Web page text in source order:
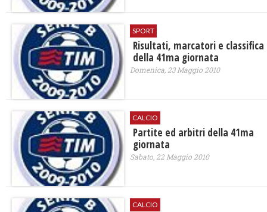
SPORT
Risultati, marcatori e classifica
della 41ma giornata
Domenica, 23 Maggio 2010
CALCIO
Partite ed arbitri della 41ma
giornata
Sabato, 22 Maggio 2010
CALCIO